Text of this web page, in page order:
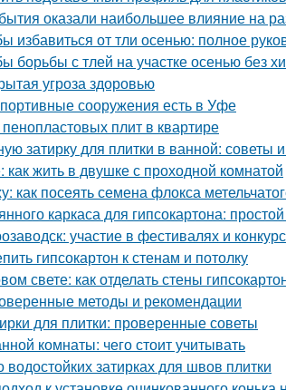
оказали наибольшее влияние на
от тли осенью: полное
борьбы с тлей на участке осенью без
угроза здоровью
сооружения есть в Уфе
плит в квартире
затирку для плитки в ванной: советы
жить в двушке с проходной комнатой
как посеять семена флокса
каркаса для гипсокартона:
участие в фестивалях и
гипсокартон к стенам и потолку
свете: как отделать стены
методы и рекомендации
для плитки: проверенные советы
комнаты: чего стоит учитывать
водостойких затирках для швов плитки